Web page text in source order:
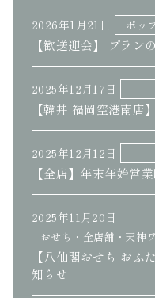
2026年1月21日 ポッ
【歓送迎会】 プラン
2025年12月17日
【韓丼 福岡空港南店
2025年12月12日
【全店】年末年始営
2025年11月20日
おせち・全店舗・天神
【八仙閣おせち おふ
知らせ